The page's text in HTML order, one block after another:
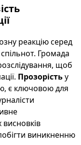
реакцію серед
Громада
щоб
Прозорістьу
є ключовою для
виникненню